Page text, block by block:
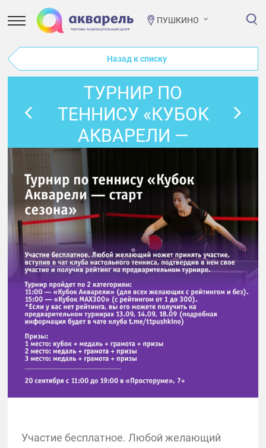
ПУШКИНО
Назад к списку
ТУРНИР ПО
ТЕННИСУ «КУБОК
АКВАРЕЛИ —
СТАРТ СЕЗОНА»
Участие бесплатное. Любой желающий